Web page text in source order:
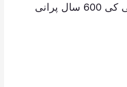
شاہ نعمت اللہ ولی کی 600 سال پرانی